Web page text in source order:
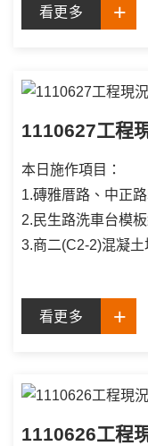
看更多
1110627工程
本日施作項目：
1.磚雅厝路、中正
2.民生路洗車台模板
3.商二(C2-2)混凝土
看更多
1110626工程